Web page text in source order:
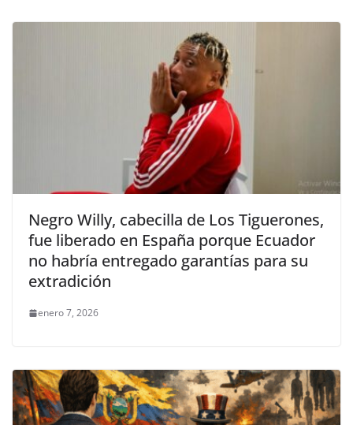
Negro Willy, cabecilla de Los Tiguerones,
fue liberado en España porque Ecuador
no habría entregado garantías para su
extradición
enero 7, 2026